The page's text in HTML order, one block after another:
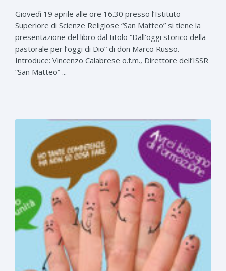
Giovedì 19 aprile alle ore 16.30 presso l’Istituto
Superiore di Scienze Religiose “San Matteo” si tiene la
presentazione del libro dal titolo “Dall’oggi storico della
pastorale per l’oggi di Dio” di don Marco Russo.
Introduce: Vincenzo Calabrese o.f.m., Direttore dell’ISSR
“San Matteo” ...